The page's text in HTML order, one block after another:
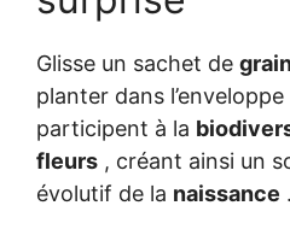
Glisse un sachet de
planter dans
participent à la
fleurs , créant ainsi un
évolutif de la naissance .